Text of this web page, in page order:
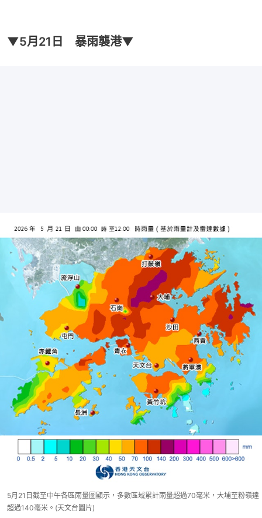
▼5月21日 暴雨襲港▼
5月21日截至中午各區雨量圖顯示，多數區域累計雨量超過70毫米，大埔至粉嶺達
超過140毫米。(天文台圖片)